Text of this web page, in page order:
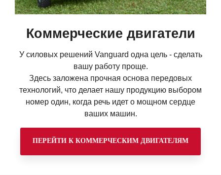
Коммерческие двигатели
У силовых решений Vanguard одна цель - сделать
вашу работу проще.
Здесь заложена прочная основа передовых
технологий, что делает нашу продукцию выбором
номер один, когда речь идет о мощном сердце
ваших машин.
ПЕРЕЙТИ К КОММЕРЧЕСКИМ ДВИГАТЕЛЯМ